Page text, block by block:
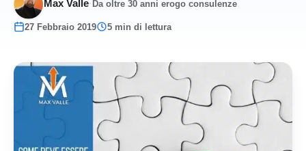
Max Valle· Da oltre 30 anni erogo consulenze
27 Febbraio 2019 5 min di lettura